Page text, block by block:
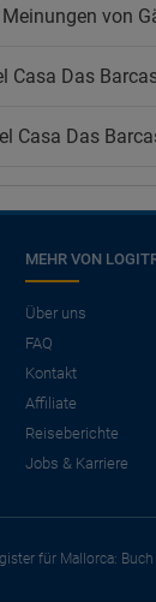
von
Casa Das
Casa Das
MEHR VON
Über uns
FAQ
Kontakt
Affiliate
Reiseberichte
Jobs & Karriere
für Mallorca: